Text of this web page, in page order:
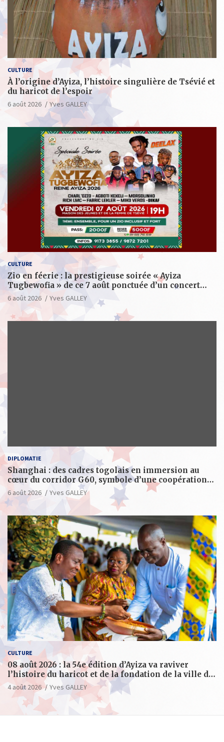
CULTURE
À l’origine d’Ayiza, l’histoire singulière de Tsévié et
du haricot de l’espoir
6 août 2026 Yves GALLEY
CULTURE
Zio en féerie : la prestigieuse soirée « Ayiza
Tugbewofia » de ce 7 août ponctuée d’un concert
XXL d’anthologie
6 août 2026 Yves GALLEY
DIPLOMATIE
Shanghai : des cadres togolais en immersion au
cœur du corridor G60, symbole d’une coopération
sino-togolaise axée sur l’excellence et le leadership
d’impact
6 août 2026 Yves GALLEY
CULTURE
08 août 2026 : la 54e édition d’Ayiza va raviver
l’histoire du haricot et de la fondation de la ville de
Tsévié
4 août 2026 Yves GALLEY